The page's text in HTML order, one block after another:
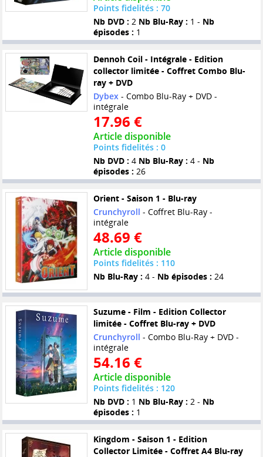
Points fidelités : 70
Nb DVD : 2 Nb Blu-Ray : 1 - Nb
épisodes : 1
Dennoh Coil - Intégrale - Edition
collector limitée - Coffret Combo Blu-
ray + DVD
Dybex- Combo Blu-Ray + DVD -
intégrale
17.96 €
Article disponible
Points fidelités : 0
Nb DVD : 4 Nb Blu-Ray : 4 - Nb
épisodes : 26
Orient - Saison 1 - Blu-ray
Crunchyroll - Coffret Blu-Ray -
intégrale
48.69 €
Article disponible
Points fidelités : 110
Nb Blu-Ray : 4 - Nb épisodes : 24
Suzume - Film - Edition Collector
limitée - Coffret Blu-ray + DVD
Crunchyroll - Combo Blu-Ray + DVD -
intégrale
54.16 €
Article disponible
Points fidelités : 120
Nb DVD : 1 Nb Blu-Ray : 2 - Nb
épisodes : 1
Kingdom - Saison 1 - Edition
Collector Limitée - Coffret A4 Blu-ray